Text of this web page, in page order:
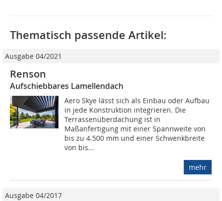
Thematisch passende Artikel:
Ausgabe 04/2021
Renson
Aufschiebbares Lamellendach
Aero Skye lässt sich als Einbau oder Aufbau
in jede Konstruktion integrieren. Die
Terrassenüberdachung ist in
Maßanfertigung mit einer Spannweite von
bis zu 4.500 mm und einer Schwenkbreite
von bis...
mehr
Ausgabe 04/2017